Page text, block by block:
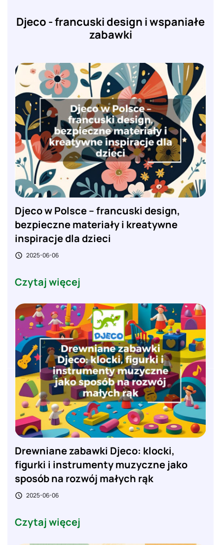
Djeco - francuski design i wspaniałe
zabawki
Djeco w Polsce – francuski design,
bezpieczne materiały i kreatywne
inspiracje dla dzieci
 2025-06-06
Czytaj więcej
Drewniane zabawki Djeco: klocki,
figurki i instrumenty muzyczne jako
sposób na rozwój małych rąk
 2025-06-06
Czytaj więcej